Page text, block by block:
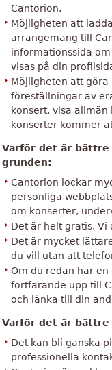
Cantorion.
Möjligheten att
arrangemang till
informationssida
visas på din
Möjligheten att
föreställningar av
konsert, visa
konserter kommer
Varför det är bättre
grunden:
Cantorion lockar
personliga
om konserter,
Det är helt gratis.
Det är mycket
du vill utan att
Om du redan har
fortfarande upp till
och länka till din
Varför det är bättre
Det kan bli ganska
professionella